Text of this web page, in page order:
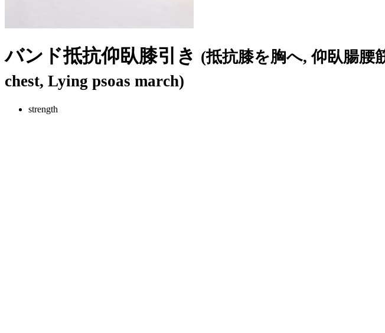
バンド抵抗仰臥膝引き (抵抗膝を胸へ, 仰臥腸腰
chest, Lying psoas march)
strength